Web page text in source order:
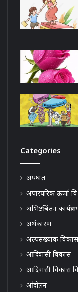
Categories
अपघात
अपारंपरिक ऊर्जा
अभिष्टचिंतन
अर्थकारण
अल्पसंख्यांक विकास
आदिवासी विकास
आदिवासी विकास
आंदोलन